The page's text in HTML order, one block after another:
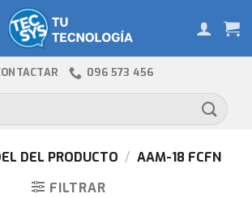
096 573 456
DEL PRODUCTO / AAM-18 FCFN
FILTRAR